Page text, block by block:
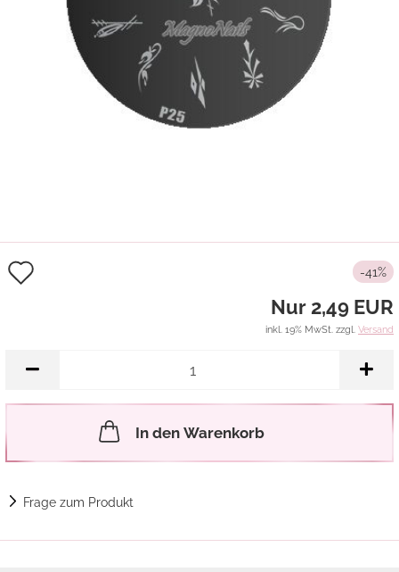
-41%
Nur 2,49 EUR
inkl. 19% MwSt. zzgl. Versand
In den Warenkorb
Frage zum Produkt